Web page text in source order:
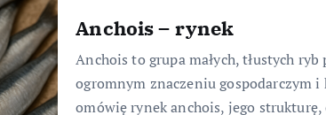
Anchois – rynek
Anchois to grupa małych, tłustych ryb
ogromnym znaczeniu gospodarczym
omówię rynek anchois, jego